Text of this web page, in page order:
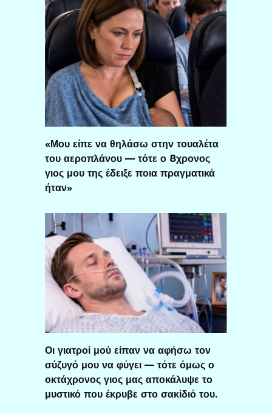
«Μου είπε να θηλάσω στην τουαλέτα
του αεροπλάνου — τότε ο 8χρονος
γιος μου της έδειξε ποια πραγματικά
ήταν»
Οι γιατροί μού είπαν να αφήσω τον
σύζυγό μου να φύγει — τότε όμως ο
οκτάχρονος γιος μας αποκάλυψε το
μυστικό που έκρυβε στο σακίδιό του.